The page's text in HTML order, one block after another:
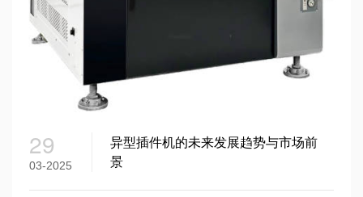
29
03-2025
异型插件机的未来发展趋势与市场前
景